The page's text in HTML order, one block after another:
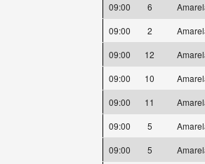
09:00
6
09:00
2
09:00
12
09:00
10
09:00
11
09:00
5
09:00
5